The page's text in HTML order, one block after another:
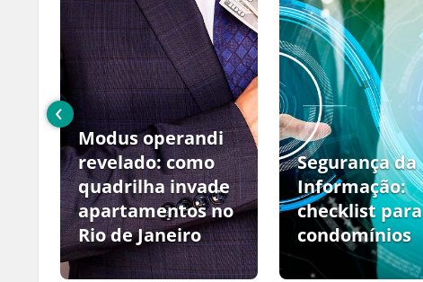
Modus operandi
revelado: como
quadrilha invade
apartamentos no
Rio de Janeiro
Segurança da
Informação:
checklist para
condomínios
‹